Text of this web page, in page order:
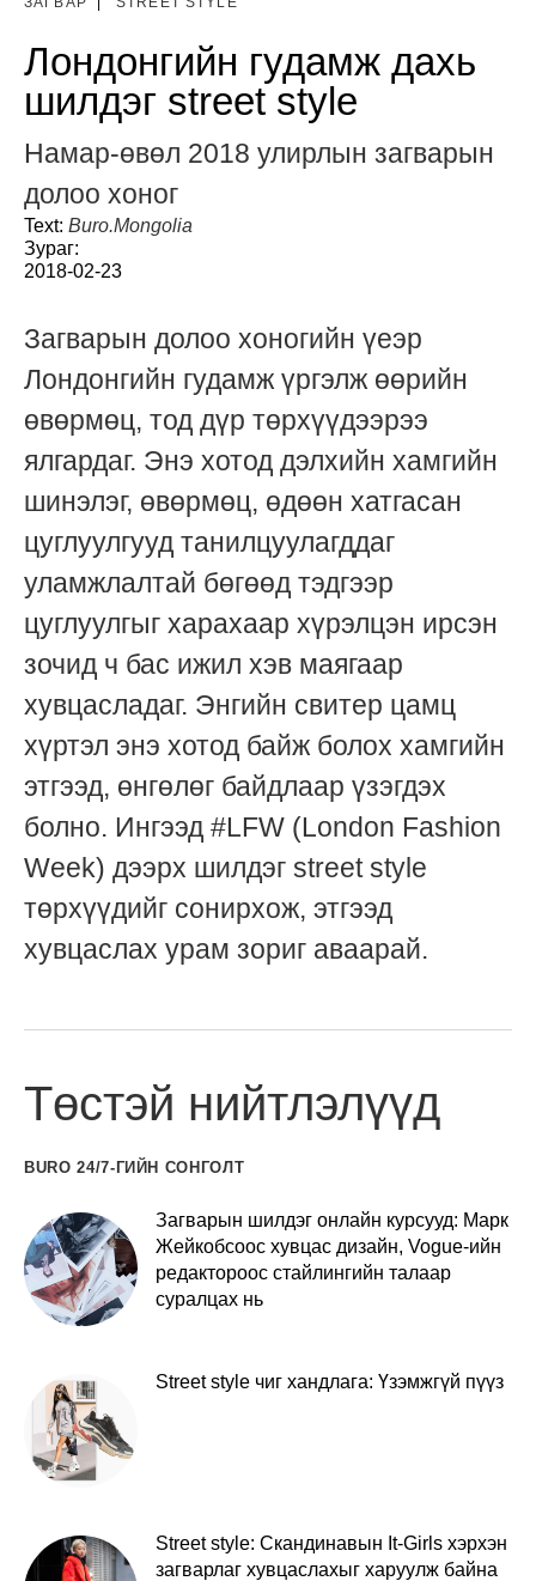
Лондонгийн гудамж дахь
шилдэг street style
Намар-өвөл 2018 улирлын загварын
долоо хоног
Text: Buro.Mongolia
Зураг:
2018-02-23
Загварын долоо хоногийн үеэр
Лондонгийн гудамж үргэлж өөрийн
өвөрмөц, тод дүр төрхүүдээрээ
ялгардаг. Энэ хотод дэлхийн хамгийн
шинэлэг, өвөрмөц, өдөөн хатгасан
цуглуулгууд танилцуулагддаг
уламжлалтай бөгөөд тэдгээр
цуглуулгыг харахаар хүрэлцэн ирсэн
зочид ч бас ижил хэв маягаар
хувцасладаг. Энгийн свитер цамц
хүртэл энэ хотод байж болох хамгийн
этгээд, өнгөлөг байдлаар үзэгдэх
болно. Ингээд #LFW (London Fashion
Week) дээрх шилдэг street style
төрхүүдийг сонирхож, этгээд
хувцаслах урам зориг аваарай.
Төстэй нийтлэлүүд
BURO 24/7-ГИЙН СОНГОЛТ
Загварын шилдэг онлайн курсууд: Марк
Жейкобсоос хувцас дизайн, Vogue-ийн
редактороос стайлингийн талаар
суралцах нь
Street style чиг хандлага: Үзэмжгүй пүүз
Street style: Скандинавын It-Girls хэрхэн
загварлаг хувцаслахыг харуулж байна